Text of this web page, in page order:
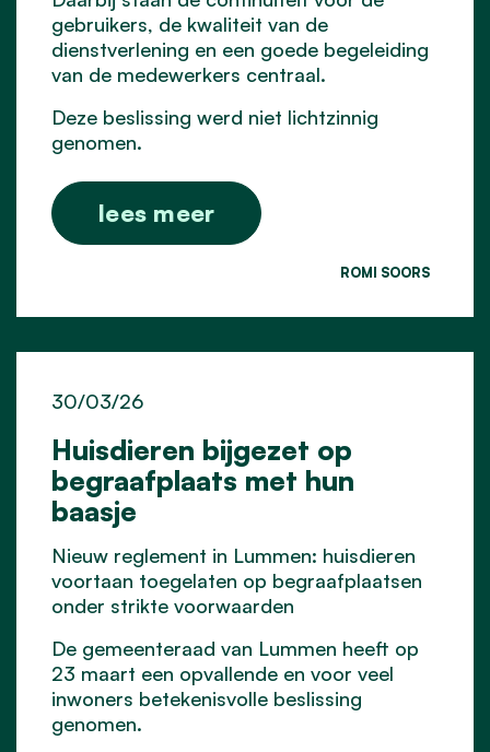
gebruikers, de kwaliteit van de
dienstverlening en een goede begeleiding
van de medewerkers centraal.
Deze beslissing werd niet lichtzinnig
genomen.
lees meer
ROMI SOORS
Huisdieren bijgezet op
begraafplaats met hun
baasje
30/03/26
Nieuw reglement in Lummen: huisdieren
voortaan toegelaten op begraafplaatsen
onder strikte voorwaarden
De gemeenteraad van Lummen heeft op
23 maart een opvallende en voor veel
inwoners betekenisvolle beslissing
genomen.